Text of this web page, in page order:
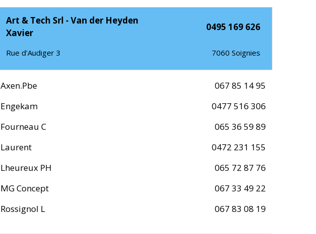
Art & Tech Srl - Van der Heyden
Xavier
0495 169 626
Rue d'Audiger 3 7060 Soignies
Axen.Pbe
067 85 14 95
Engekam
0477 516 306
Fourneau C
065 36 59 89
Laurent
0472 231 155
Lheureux PH
065 72 87 76
MG Concept
067 33 49 22
Rossignol L
067 83 08 19